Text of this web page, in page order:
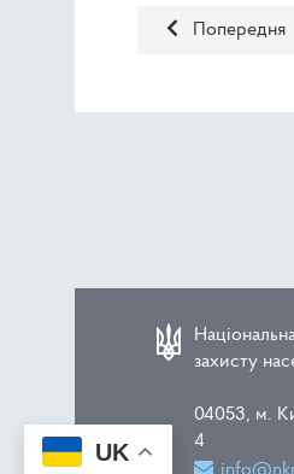
Попередня
Попередня
UK
захисту
04053, м.
4